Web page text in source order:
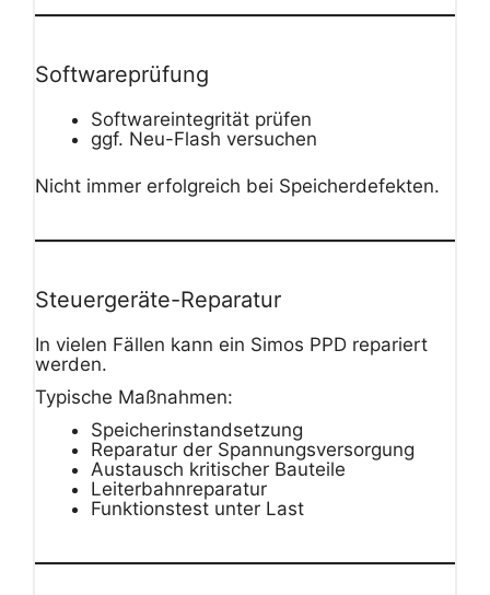
Softwareprüfung
Softwareintegrität prüfen
ggf. Neu-Flash versuchen
Nicht immer erfolgreich bei Speicherdefekten.
Steuergeräte-Reparatur
In vielen Fällen kann ein Simos PPD repariert
werden.
Typische Maßnahmen:
Speicherinstandsetzung
Reparatur der Spannungsversorgung
Austausch kritischer Bauteile
Leiterbahnreparatur
Funktionstest unter Last